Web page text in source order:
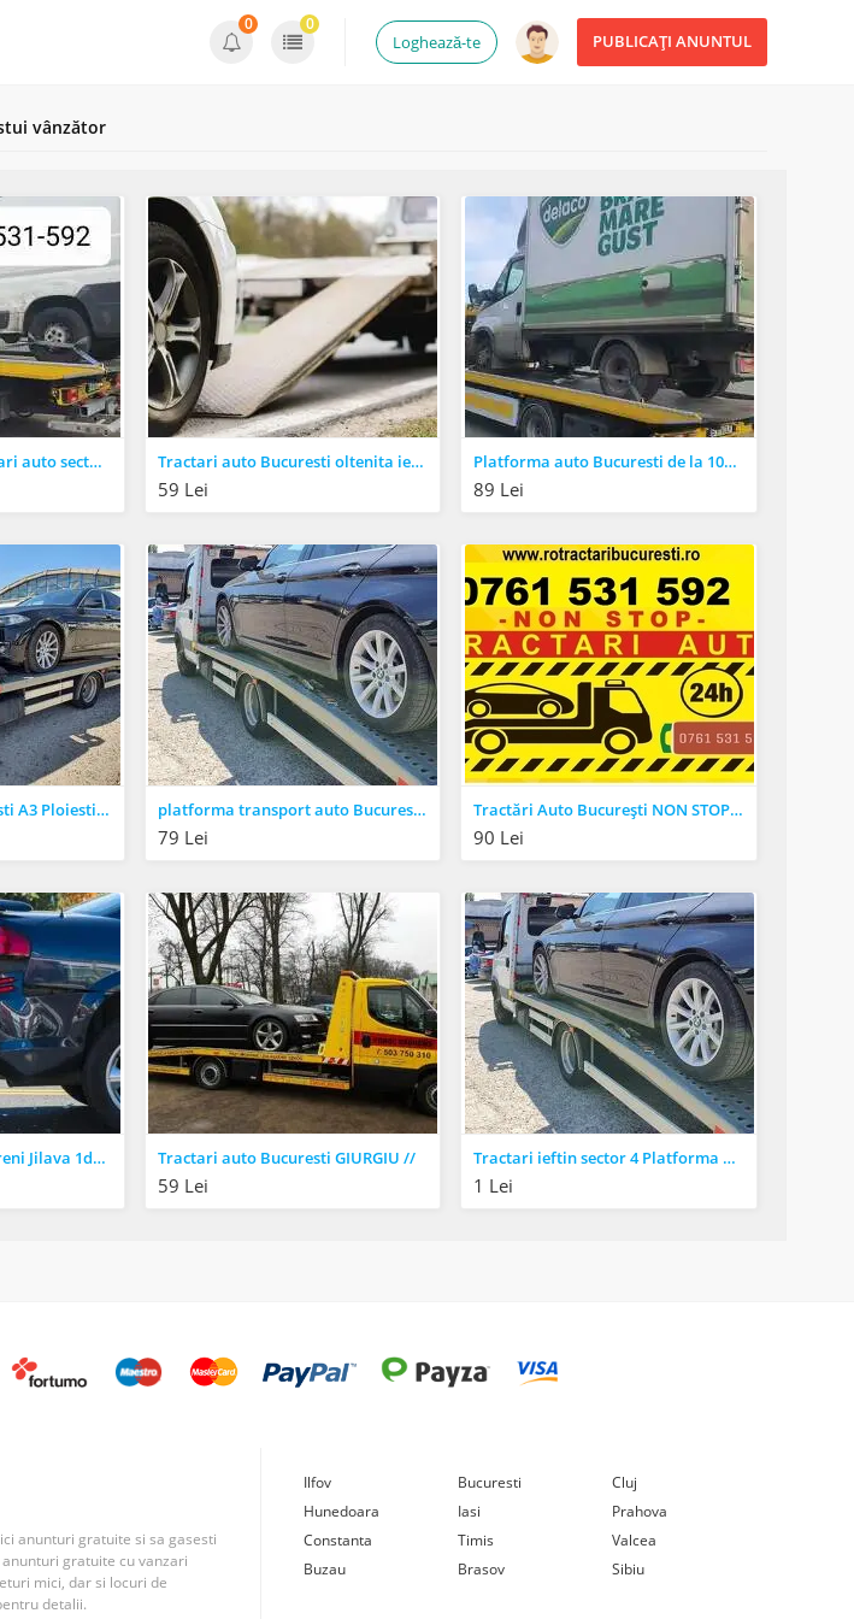
PUBLICAȚI ANUNTUL
Loghează-te
0 0
vânzător
Platforma auto tractari auto sector 1 autoturisme avariate/defecte RAR AUTOSTRADA A1 A2 A3 Tractari auto Bucuresti oltenita ieftin /
59 Lei
Platforma auto Bucuresti de la 100 lei tractari auto Bucuresti //
89 Lei
Tractari auto Bucuresti A3 Ploiesti dn1 // platforma transport auto Bucuresti Calarasi
79 Lei
Tractări Auto București NON STOP – Intervenție Rapidă 24/7
90 Lei
Tractari auto Calugareni Jilava 1decembrie Tractari auto Bucuresti GIURGIU //
59 Lei
Tractari ieftin sector 4 Platforma auto Berceni //
1 Lei
anunturi gratuite si sa gasesti
gratuite cu vanzari
mici, dar si locuri de
detalii.
Ilfov Bucuresti
Cluj
Hunedoara
Iasi
Prahova
Constanta
Timis
Valcea
Buzau
Brasov Sibiu